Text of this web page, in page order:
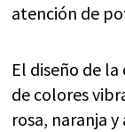
atención de
El diseño de
de colores
rosa, naranja